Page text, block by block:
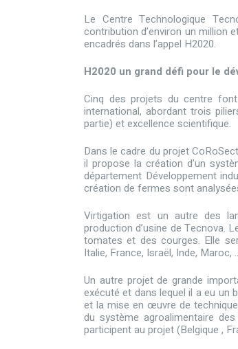
Le Centre Technologique
contribution d’environ un million
encadrés dans l’appel H2020.
H2020 un grand défi pour le
Cinq des projets du centre
international, abordant trois
partie) et excellence scientifique.
Dans le cadre du projet
il propose la création d’un
département Développement
création de fermes sont
Virtigation est un autre des
production d’usine de Tecnova.
tomates et des courges. Elle
Italie, France, Israël, Inde,
Un autre projet de grande
exécuté et dans lequel il a eu un
et la mise en œuvre de
du système agroalimentaire
participent au projet (Belgique ,